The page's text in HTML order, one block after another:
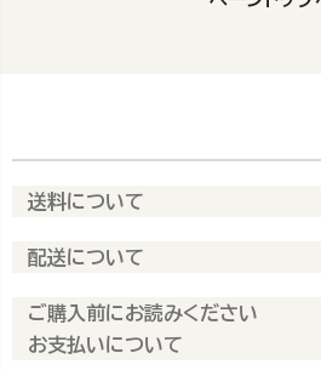
送料について
配送について
ご購入前にお読みください
お支払いについて